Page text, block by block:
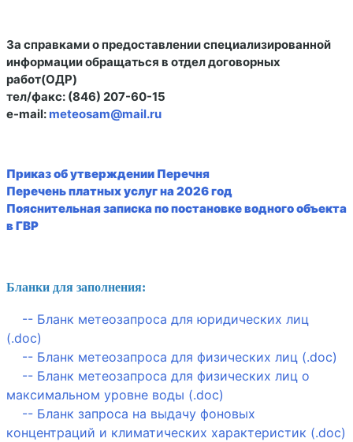
За справками о предоставлении специализированной
информации обращаться в отдел договорных
работ(ОДР)
тел/факс: (846) 207-60-15
e-mail: meteosam@mail.ru
Приказ об утверждении Перечня
Перечень платных услуг на 2026 год
Пояснительная записка по постановке водного объекта
в ГВР
Бланки для заполнения:
-- Бланк метеозапроса для юридических лиц
(.doc)
-- Бланк метеозапроса для физических лиц (.doc)
-- Бланк метеозапроса для физических лиц о
максимальном уровне воды (.doc)
-- Бланк запроса на выдачу фоновых
концентраций и климатических характеристик (.doc)